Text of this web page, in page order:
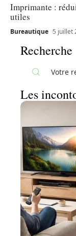
Imprimante :
utiles
Bureautique 5 juillet
Recherche
Les